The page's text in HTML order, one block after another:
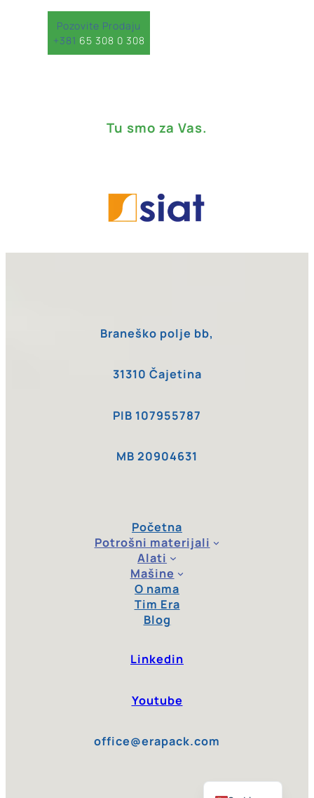
Pozovite Prodaju
+381 65 308 0 308
Tu smo za Vas.
Braneško polje bb,
31310 Čajetina
PIB 107955787
MB 20904631
Početna
Potrošni materijali
Alati
Mašine
O nama
Tim Era
Blog
Linkedin
Youtube
office@erapack.com